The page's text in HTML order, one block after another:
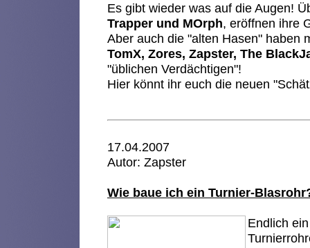
Es gibt wieder was auf die Augen!
Trapper und MOrph, eröffnen ihre
Aber auch die "alten Hasen" haben
TomX, Zores, Zapster, The
"üblichen Verdächtigen"!
Hier könnt ihr euch die neuen
17.04.2007
Autor: Zapster
Wie baue ich ein Turnier-
Endlich